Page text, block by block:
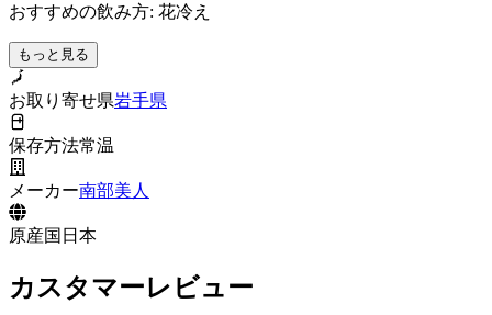
おすすめの飲み方: 花冷え
もっと見る
お取り寄せ県岩手県
保存方法常温
メーカー南部美人
原産国 日本
カスタマーレビュー